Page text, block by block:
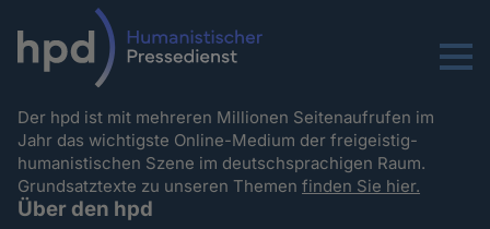
Menu
Der hpd ist mit mehreren Millionen Seitenaufrufen im
Jahr das wichtigste Online-Medium der freigeistig-
humanistischen Szene im deutschsprachigen Raum.
Grundsatztexte zu unseren Themenfinden Sie hier.
Über den hpd